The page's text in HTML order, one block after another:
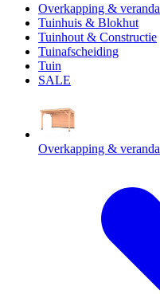
Overkapping & veranda
Tuinhuis & Blokhut
Tuinhout & Constructie
Tuinafscheiding
Tuin
SALE
Overkapping & veranda